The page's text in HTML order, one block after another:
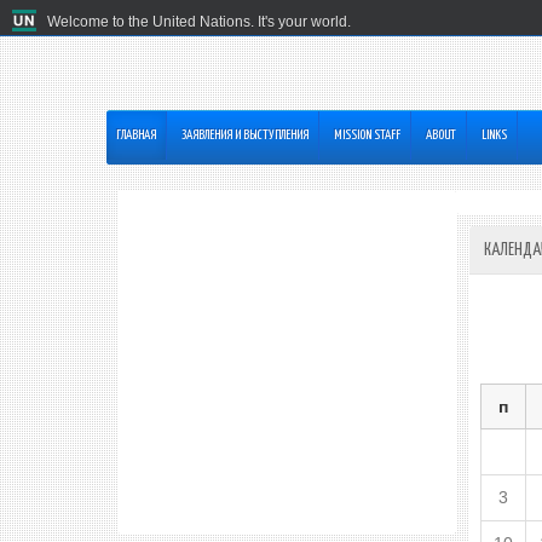
Welcome to the United Nations. It's your world.
ГЛАВНАЯ ЗАЯВЛЕНИЯ И ВЫСТУПЛЕНИЯ MISSION STAFF ABOUT LINKS
п
3